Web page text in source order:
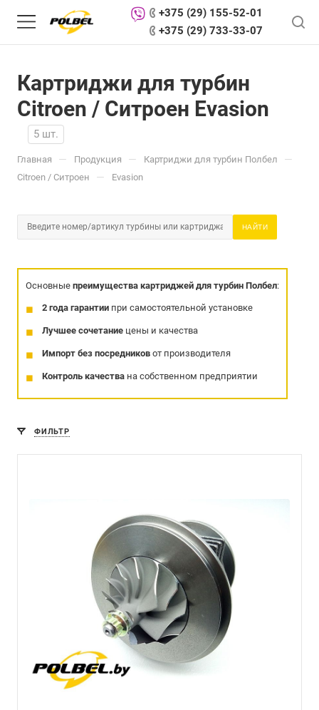
+375 (29) 155-52-01
+375 (29) 733-33-07
Картриджи для турбин
Citroen / Ситроен Evasion
5 шт.
Главная — Продукция — Картриджи для турбин Полбел —
Citroen / Ситроен — Evasion
НАЙТИ
Основные преимущества картриджей для турбин Полбел:
2 года гарантии при самостоятельной установке
Лучшее сочетание цены и качества
Импорт без посредников от производителя
Контроль качества на собственном предприятии
ФИЛЬТР